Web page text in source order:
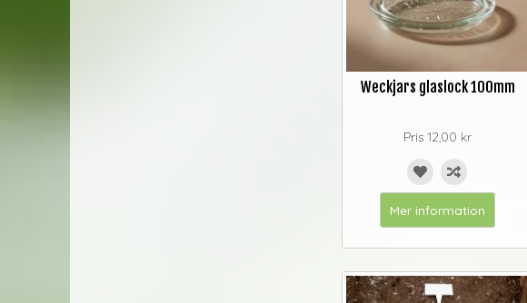
Weckjars glaslock 100mm
Pris 12,00 kr
Mer information